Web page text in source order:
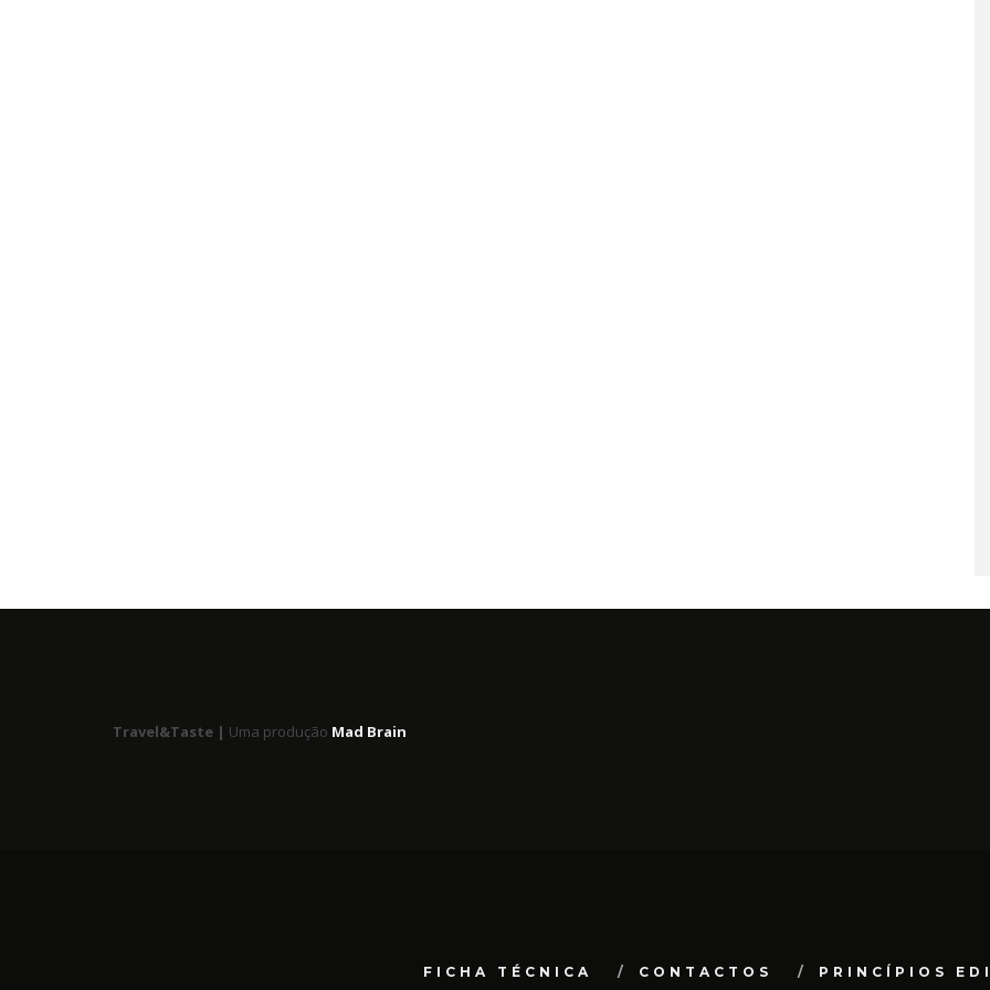
Travel&Taste | Uma produção Mad Brain
FICHA TÉCNICA CONTACTOS PRINCÍPIOS